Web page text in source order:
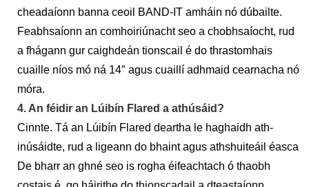
cheadaíonn banna ceoil BAND-IT amháin nó dúbailte.
Feabhsaíonn an comhoiriúnacht seo a chobhsaíocht, rud
a fhágann gur caighdeán tionscail é do thrastomhais
cuaille níos mó ná 14″ agus cuaillí adhmaid cearnacha nó
móra.
4. An féidir an Lúibín Flared a athúsáid?
Cinnte. Tá an Lúibín Flared deartha le haghaidh ath-
inúsáidte, rud a ligeann do bhaint agus athshuiteáil éasca.
De bharr an ghné seo is rogha éifeachtach ó thaobh